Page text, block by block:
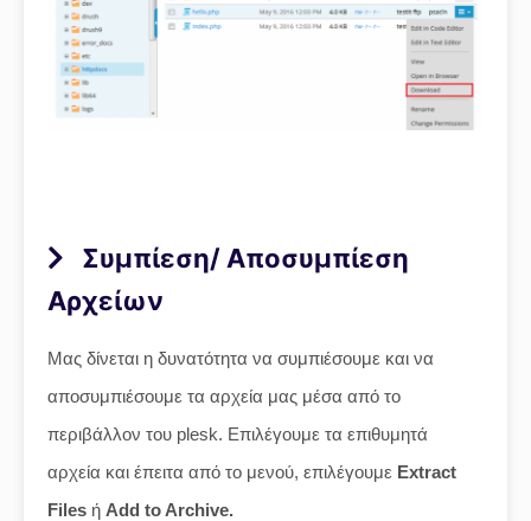
Συμπίεση/ Αποσυμπίεση
Αρχείων
Μας δίνεται η δυνατότητα να συμπιέσουμε και να
αποσυμπιέσουμε τα αρχεία μας μέσα από το
περιβάλλον του plesk. Επιλέγουμε τα επιθυμητά
αρχεία και έπειτα από το μενού, επιλέγουμε Extract
Files ή Add to Archive.